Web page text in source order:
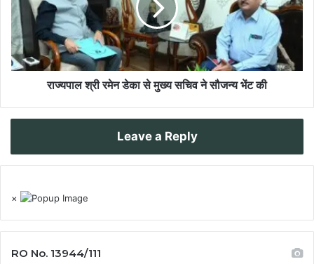
राज्यपाल श्री रमेन डेका से मुख्य सचिव ने सौजन्य भेंट की
Leave a Reply
×
RO No. 13944/111